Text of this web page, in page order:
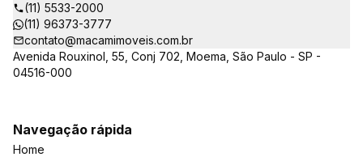
(11) 5533-2000
(11) 96373-3777
contato@macamimoveis.com.br
Avenida Rouxinol, 55, Conj 702, Moema, São Paulo - SP -
04516-000
Navegação rápida
Home